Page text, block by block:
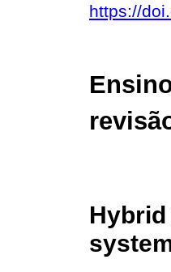
https://